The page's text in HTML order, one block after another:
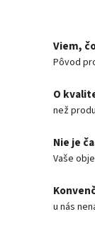
Viem,
Pôvod
O
než
Nie je
Vaše
u nás